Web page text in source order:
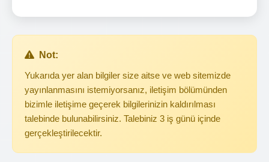
Not:
Yukarıda yer alan bilgiler size aitse ve web sitemizde
yayınlanmasını istemiyorsanız, iletişim bölümünden
bizimle iletişime geçerek bilgilerinizin kaldırılması
talebinde bulunabilirsiniz. Talebiniz 3 iş günü içinde
gerçekleştirilecektir.